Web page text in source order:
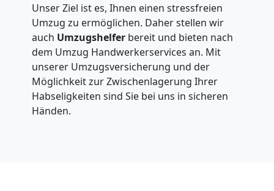
Unser Ziel ist es, Ihnen einen stressfreien
Umzug zu ermöglichen. Daher stellen wir
auch Umzugshelfer bereit und bieten nach
dem Umzug Handwerkerservices an. Mit
unserer Umzugsversicherung und der
Möglichkeit zur Zwischenlagerung Ihrer
Habseligkeiten sind Sie bei uns in sicheren
Händen.